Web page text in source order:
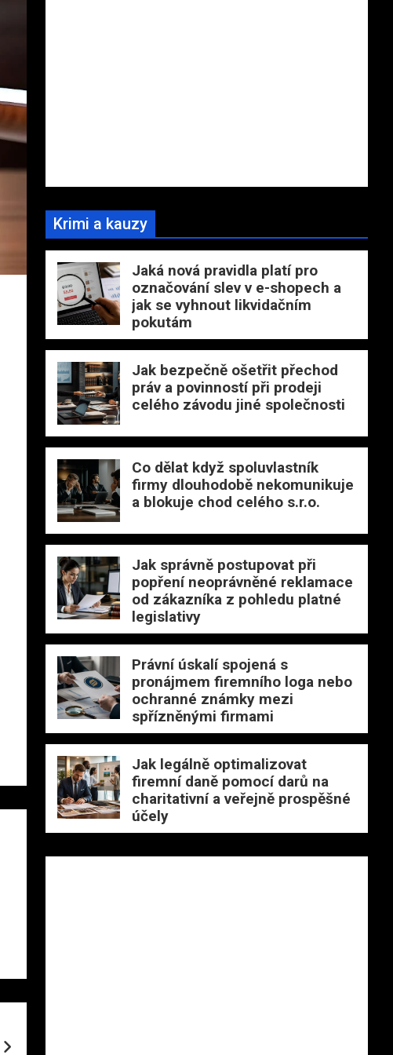
Krimi a kauzy
Jaká nová pravidla platí pro
označování slev v e-shopech a
jak se vyhnout likvidačním
pokutám
Jak bezpečně ošetřit přechod
práv a povinností při prodeji
celého závodu jiné společnosti
Co dělat když spoluvlastník
firmy dlouhodobě nekomunikuje
a blokuje chod celého s.r.o.
Jak správně postupovat při
popření neoprávněné reklamace
od zákazníka z pohledu platné
legislativy
Právní úskalí spojená s
pronájmem firemního loga nebo
ochranné známky mezi
spřízněnými firmami
Jak legálně optimalizovat
firemní daně pomocí darů na
charitativní a veřejně prospěšné
účely